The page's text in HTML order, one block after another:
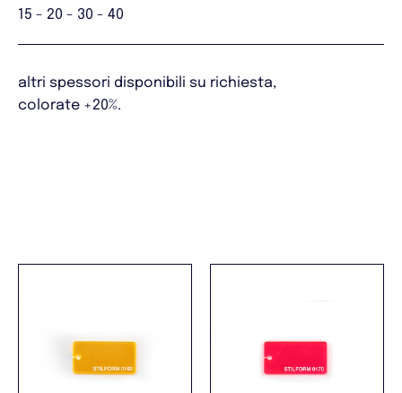
15 - 20 - 30 - 40
altri spessori disponibili su richiesta,
colorate +20%.